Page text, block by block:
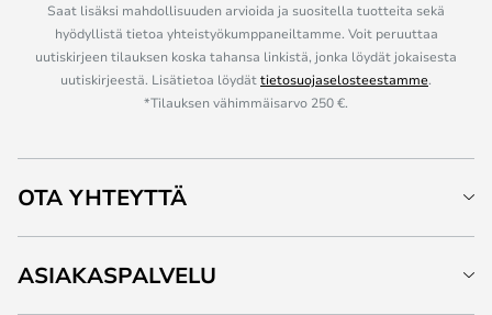
Saat lisäksi mahdollisuuden arvioida ja suositella tuotteita sekä
hyödyllistä tietoa yhteistyökumppaneiltamme. Voit peruuttaa
uutiskirjeen tilauksen koska tahansa linkistä, jonka löydät jokaisesta
uutiskirjeestä. Lisätietoa löydättietosuojaselosteestamme.
*Tilauksen vähimmäisarvo 250 €.
OTA YHTEYTTÄ
ASIAKASPALVELU